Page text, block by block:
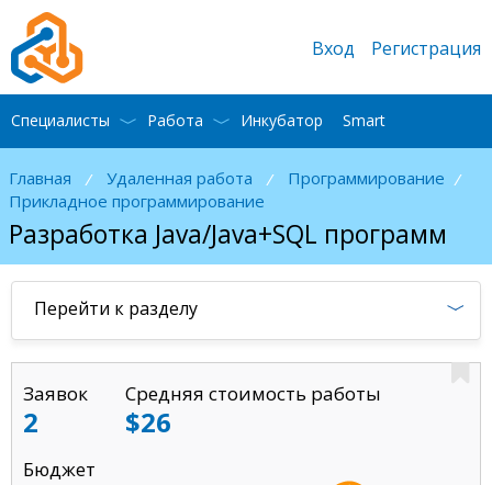
Главная / Удаленная работа / Программирование /
Прикладное программирование
Разработка Java/Java+SQL программ
Перейти к разделу
Заявок
2
Средняя стоимость работы
$26
Бюджет
Вход Регистрация
Специалисты Работа Инкубатор Smart